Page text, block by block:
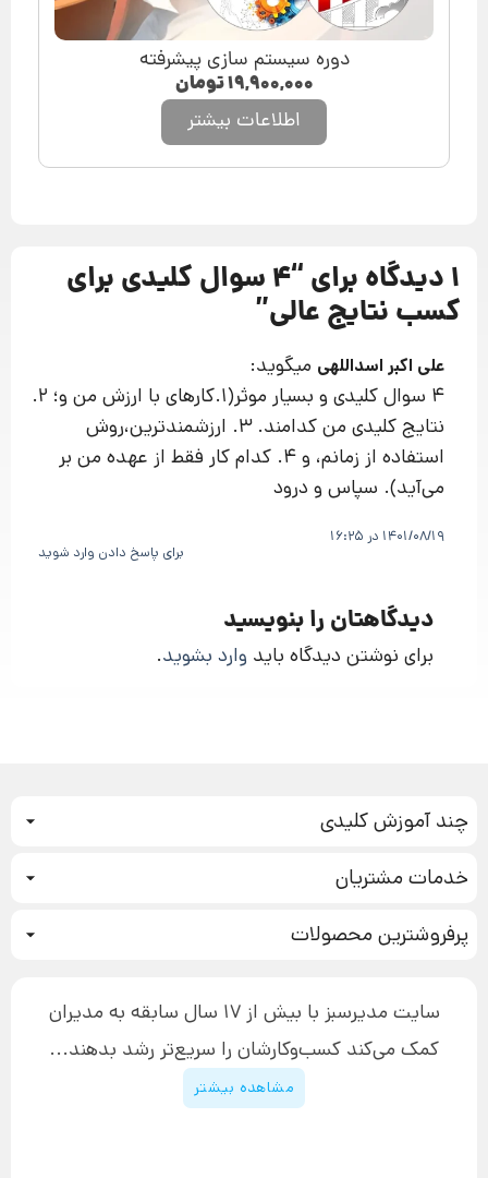
دوره سیستم سازی پیشرفته
۱۹,۹۰۰,۰۰۰تومان
اطلاعات بیشتر
1 دیدگاه برای “ 4 سوال کلیدی برای
کسب نتایج عالی”
علی اکبر اسداللهی میگوید:
4 سوال کلیدی و بسیار موثر(1.کارهای با ارزش من و؛ 2.
نتایج کلیدی من کدامند. 3. ارزشمندترین،روش
استفاده از زمانم، و 4. کدام کار فقط از عهده من بر
می‌آید). سپاس و درود
1401/08/19 در 16:25
برای پاسخ دادن وارد شوید
دیدگاهتان را بنویسید
برای نوشتن دیدگاه باید وارد بشوید.
چند آموزش کلیدی
بازاریابی عصبی
تبلیغ نویسی
افزایش عملکرد
چگونه کتاب بنویسیم
دوره اینستاگرام
خدمات مشتریان
آموزش دسترسی به دانلود فایل‌ها
پیگیری سفارش
پشتیبانی
قوانین و مقررات سایت
پرفروشترین محصولاتدوره جدید سیستم سازی
سایت مدیرسبز با بیش از 17 سال سابقه به مدیران
کمک می‌کند کسب‌و‌کارشان را سریع‌تر رشد بدهند...
مشاهده بیشتر